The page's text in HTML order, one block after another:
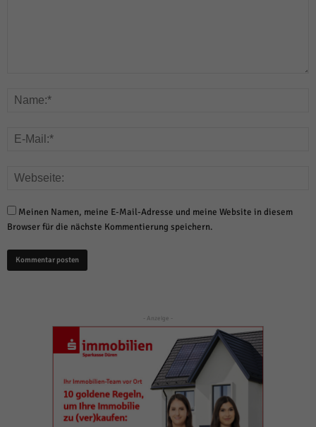
Meinen Namen, meine E-Mail-Adresse und meine Website in diesem
Browser für die nächste Kommentierung speichern.
- Anzeige -